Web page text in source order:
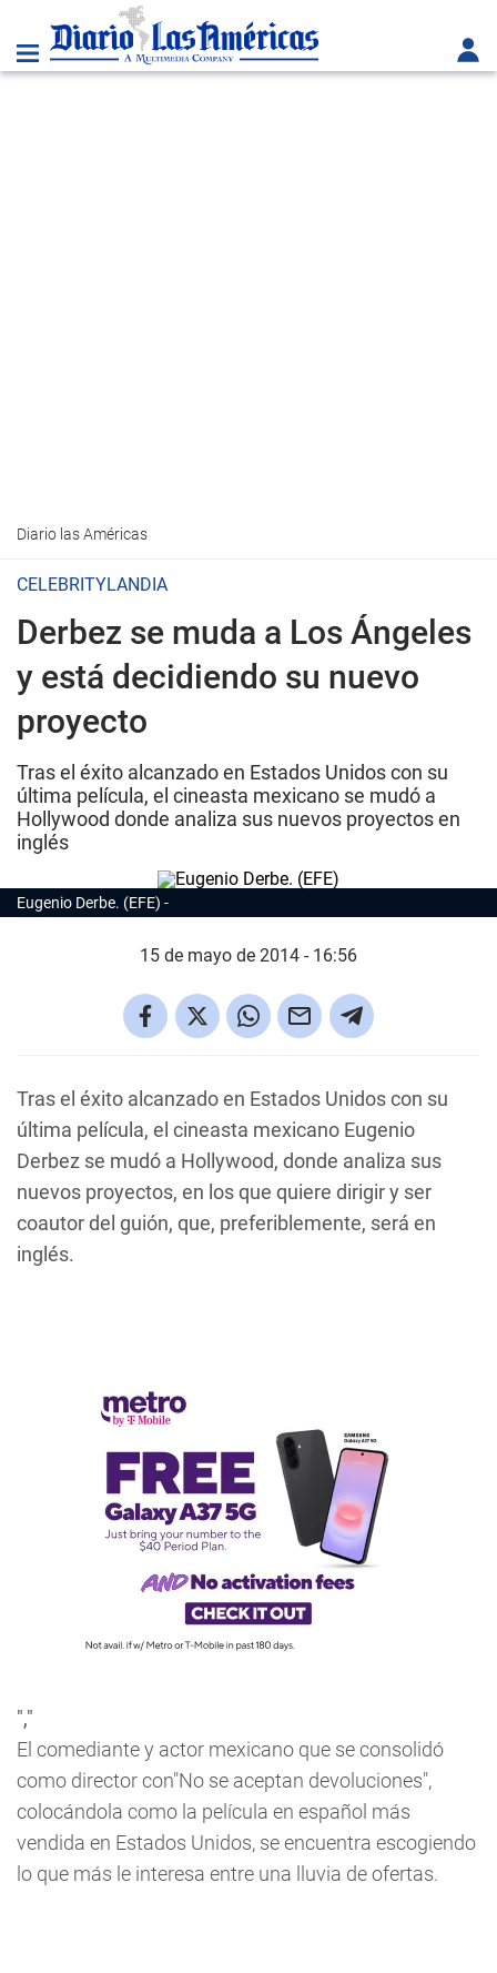
Diario las Américas
CELEBRITYLANDIA
Derbez se muda a Los Ángeles
y está decidiendo su nuevo
proyecto
Tras el éxito alcanzado en Estados Unidos con su
última película, el cineasta mexicano se mudó a
Hollywood donde analiza sus nuevos proyectos en
inglés
Eugenio Derbe. (EFE)
15 de mayo de 2014 - 16:56
Tras el éxito alcanzado en Estados Unidos con su
última película, el cineasta mexicano Eugenio
Derbez se mudó a Hollywood, donde analiza sus
nuevos proyectos, en los que quiere dirigir y ser
coautor del guión, que, preferiblemente, será en
inglés.
","
El comediante y actor mexicano que se consolidó
como director con"No se aceptan devoluciones",
colocándola como la película en español más
vendida en Estados Unidos, se encuentra escogiendo
lo que más le interesa entre una lluvia de ofertas.